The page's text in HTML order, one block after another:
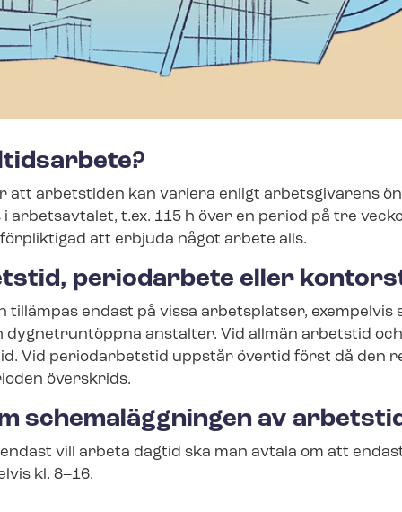
att arbetstiden kan variera enligt arbetsgivarens
arbetsavtalet, t.ex. 115 h över en period på tre
att erbjuda något arbete alls.
periodarbete eller
tillämpas endast på vissa arbetsplatser, exempelvis
anstalter. Vid allmän arbetstid
Vid periodarbetstid uppstår övertid först då den
överskrids.
schemaläggningen av
vill arbeta dagtid ska man avtala om att
kl. 8–16.